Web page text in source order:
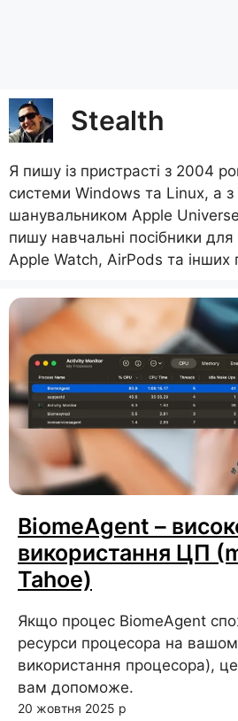
Stealth
Я пишу із пристрасті з 2004
системи Windows та Linux, а з
шанувальником Apple
пишу навчальні посібники
Apple Watch, AirPods та інших
BiomeAgent –
використання ЦП
Tahoe)
Якщо процес BiomeAgent
ресурси процесора на
використання процесора),
вам допоможе.
20 жовтня 2025 р